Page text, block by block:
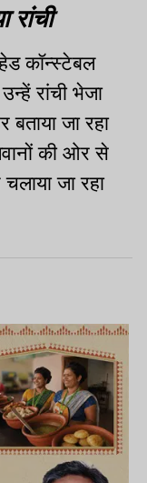
कॉन्स्टेबल
रांची भेजा
जा रहा
की ओर से
जा रहा